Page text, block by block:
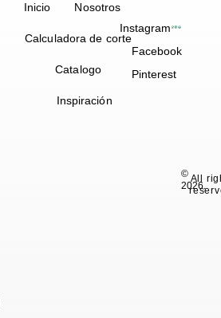
Inicio Nosotros
Calculadora de corte
Catalogo
Inspiración
©
2026.
All
Instagram
Facebook
Pinterest